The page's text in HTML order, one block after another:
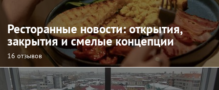
Ресторанные новости: открытия,
закрытия и смелые концепции
16 отзывов